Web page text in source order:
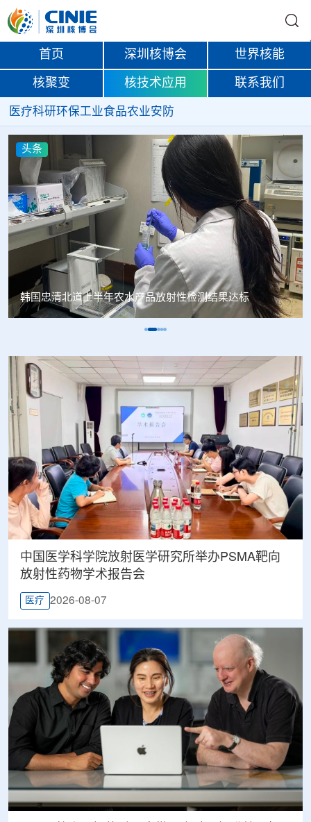
首页 深圳核博会 世界核能
核聚变 核技术应用 联系我们
医疗科研环保工业食品农业安防
头条
Oklo格罗夫斯同位素试验反应堆实现首次临界
中国医学科学院放射医学研究所举办PSMA靶向
放射性药物学术报告会
医疗 2026-08-07